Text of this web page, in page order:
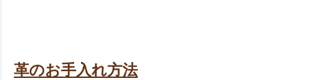
革のお手入れ方法